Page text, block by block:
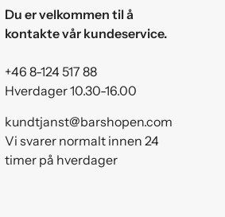
Du er velkommen til å
kontakte vår kundeservice.
+46 8-124 517 88
Hverdager 10.30-16.00
kundtjanst@barshopen.com
Vi svarer normalt innen 24
timer på hverdager